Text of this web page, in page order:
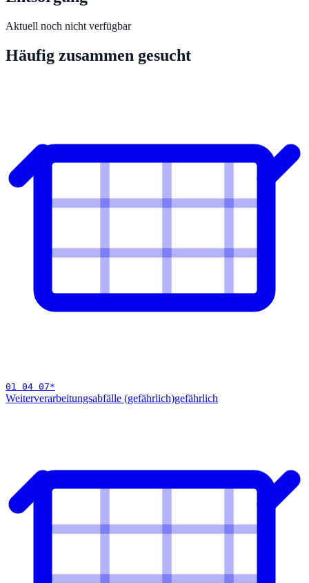
Aktuell noch nicht verfügbar
Häufig zusammen gesucht
01 04 07*
Weiterverarbeitungsabfälle (gefährlich)gefährlich